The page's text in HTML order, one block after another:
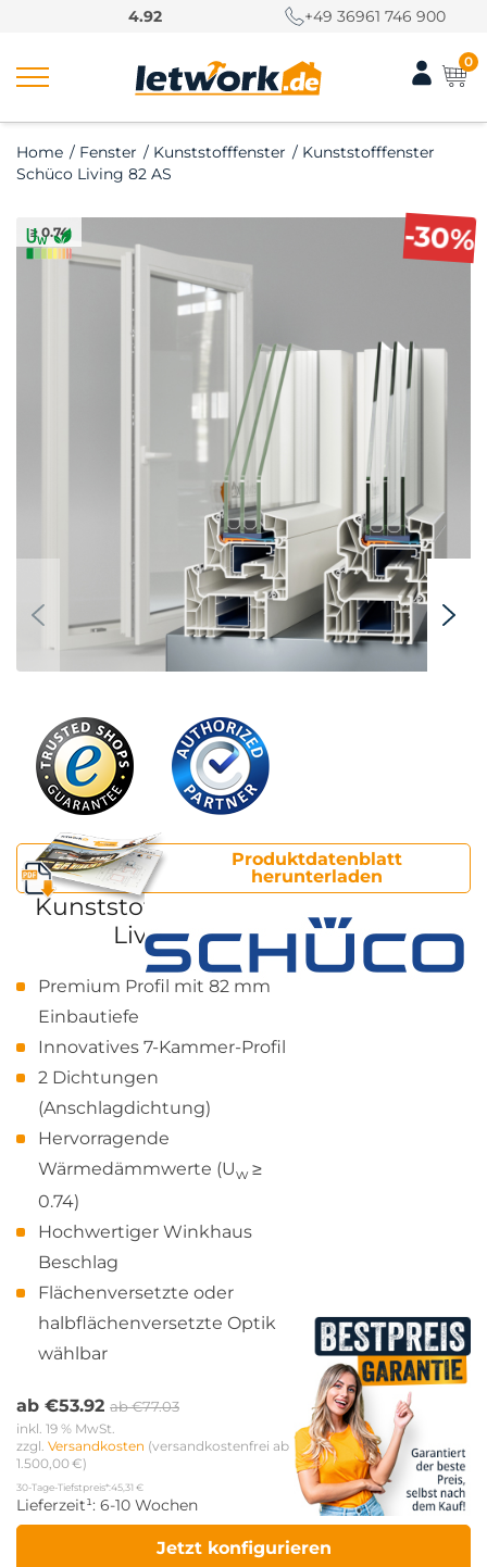
4.92 +49 36961 746 900
0
Home / Fenster / Kunststofffenster / Kunststofffenster
Schüco Living 82 AS
Produktdatenblatt
herunterladen
Kunststofffenster Schüco
Living 82 AS
Premium Profil mit 82 mm
Einbautiefe
Innovatives 7-Kammer-Profil
2 Dichtungen
(Anschlagdichtung)
Hervorragende
Wärmedämmwerte (Uw≥
0.74)
Hochwertiger Winkhaus
Beschlag
Flächenversetzte oder
halbflächenversetzte Optik
wählbar
ab €53.92 ab€77.03
-30%
≥ 0.74
inkl. 19 % MwSt.
zzgl. Versandkosten (versandkostenfrei ab
1.500,00 €)
Lieferzeit¹: 6-10 Wochen
Jetzt konfigurieren
30-Tage-Tiefstpreis*:45,31 €